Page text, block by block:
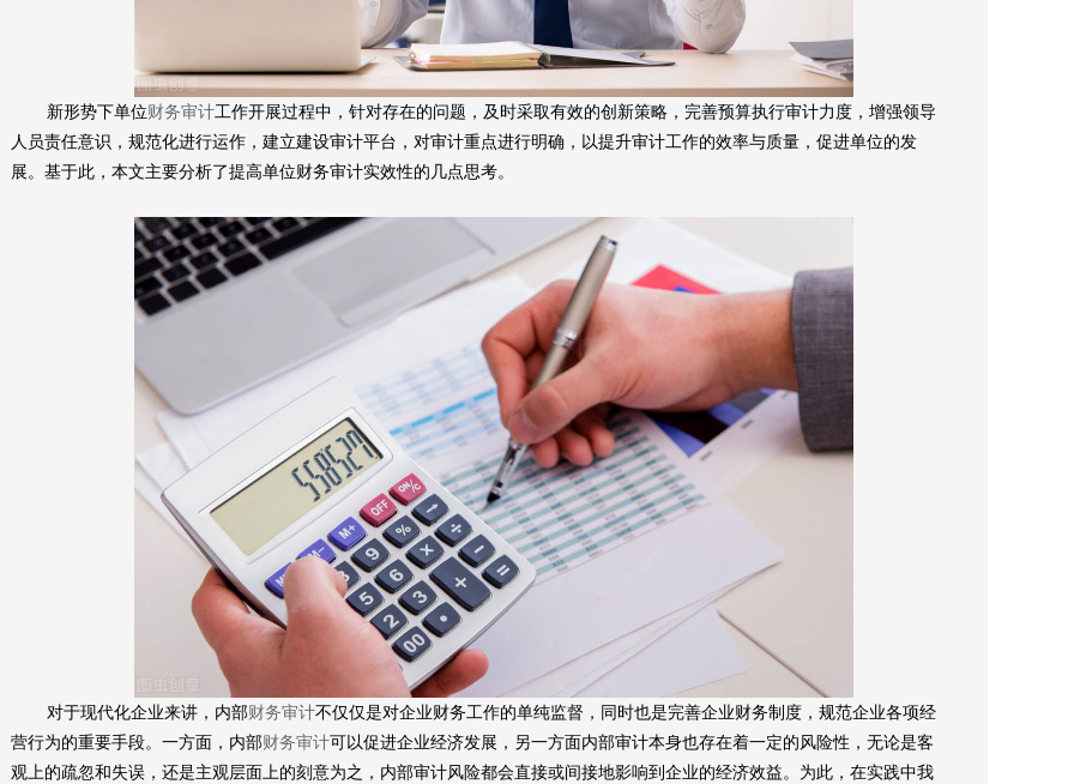
新形势下单位财务审计工作开展过程中，针对存在的问题，及时采取有效的创新策略，完善预算执行审计力度，增强领导
人员责任意识，规范化进行运作，建立建设审计平台，对审计重点进行明确，以提升审计工作的效率与质量，促进单位的发
展。基于此，本文主要分析了提高单位财务审计实效性的几点思考。
对于现代化企业来讲，内部财务审计不仅仅是对企业财务工作的单纯监督，同时也是完善企业财务制度，规范企业各项经
营行为的重要手段。一方面，内部财务审计可以促进企业经济发展，另一方面内部审计本身也存在着一定的风险性，无论是客
观上的疏忽和失误，还是主观层面上的刻意为之，内部审计风险都会直接或间接地影响到企业的经济效益。为此，在实践中我